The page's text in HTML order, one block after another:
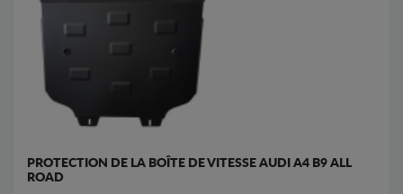
PROTECTION DE LA BOÎTE DE VITESSE AUDI A4 B9 ALL
ROAD